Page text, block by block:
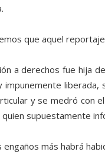
que aquel
a derechos fue hija
impunemente liberada,
y se medró con
quien supuestamente
engaños más habrá